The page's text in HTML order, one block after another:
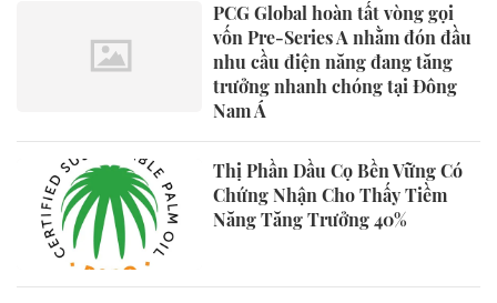
PCG Global hoàn tất vòng gọi
vốn Pre-Series A nhằm đón đầu
nhu cầu điện năng đang tăng
trưởng nhanh chóng tại Đông
Nam Á
Thị Phần Dầu Cọ Bền Vững Có
Chứng Nhận Cho Thấy Tiềm
Năng Tăng Trưởng 40%